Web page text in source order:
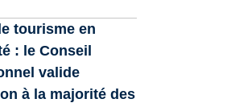
tourisme en
: le Conseil
valide
à la majorité des